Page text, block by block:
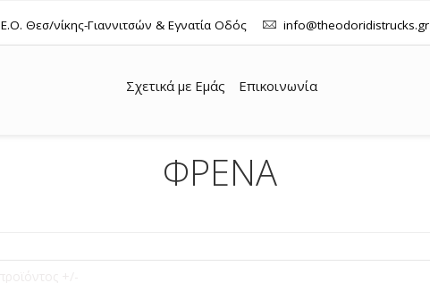
Ε.Ο. Θεσ/νίκης-Γιαννιτσών & Εγνατία Οδός info@theodoridistrucks.gr
Σχετικά με Εμάς Επικοινωνία
ΦΡΕΝΑ